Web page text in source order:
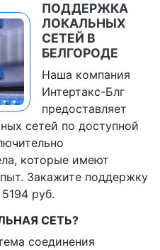
ПОДДЕРЖКА
ЛОКАЛЬНЫХ
СЕТЕЙ В
БЕЛГОРОДЕ
Наша компания
Интертакс-Блг
предоставляет
сетей по доступной
которые имеют
Закажите поддержку
руб.
СЕТЬ?
соединения